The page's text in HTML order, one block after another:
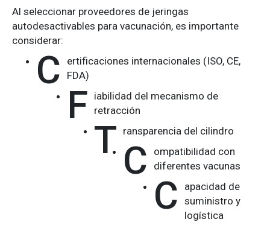
Al seleccionar proveedores de jeringas
autodesactivables para vacunación, es importante
considerar:
C
ertificaciones internacionales (ISO, CE,
FDA)
F iabilidad del mecanismo de
retracción
T ransparencia del cilindro
C
ompatibilidad con
diferentes vacunas
C
apacidad de
suministro y
logística